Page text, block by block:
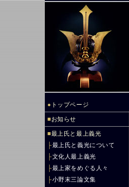
● トップページ
■お知らせ
■最上氏と最上義光
├最上氏と義光について
├文化人最上義光
├最上家をめぐる人々
├小野末三論文集